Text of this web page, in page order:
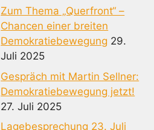
Zum Thema „Querfront“ –
Chancen einer breiten
Demokratiebewegung 29.
Juli 2025
Gespräch mit Martin Sellner:
Demokratiebewegung jetzt!
27. Juli 2025
Lagebesprechung 23. Juli